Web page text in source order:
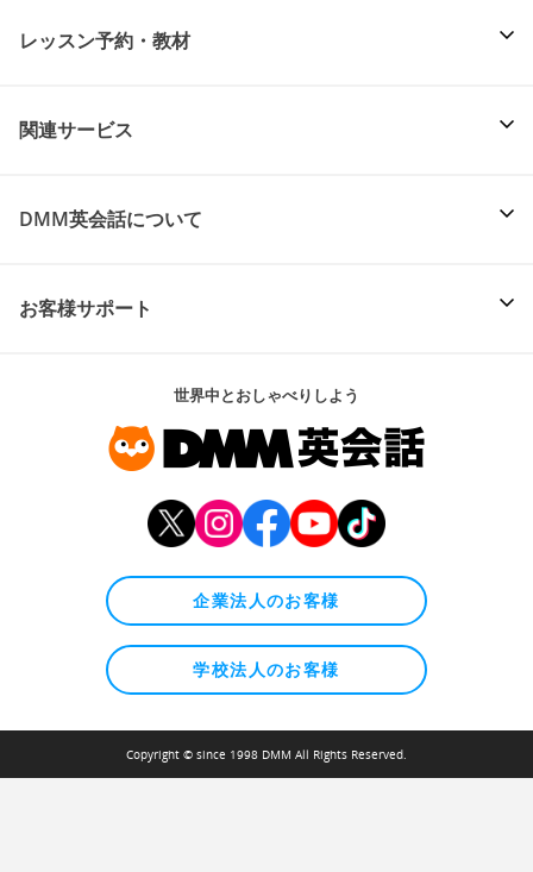
レッスン予約・教材
関連サービス
DMM英会話について
お客様サポート
世界中とおしゃべりしよう
企業法人のお客様
学校法人のお客様
Copyright © since 1998 DMM All Rights Reserved.